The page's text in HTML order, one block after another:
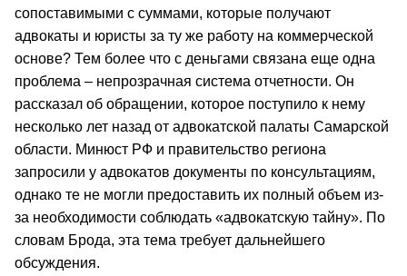
сопоставимыми с суммами, которые получают
адвокаты и юристы за ту же работу на коммерческой
основе? Тем более что с деньгами связана еще одна
проблема – непрозрачная система отчетности. Он
рассказал об обращении, которое поступило к нему
несколько лет назад от адвокатской палаты Самарской
области. Минюст РФ и правительство региона
запросили у адвокатов документы по консультациям,
однако те не могли предоставить их полный объем из-
за необходимости соблюдать «адвокатскую тайну». По
словам Брода, эта тема требует дальнейшего
обсуждения.